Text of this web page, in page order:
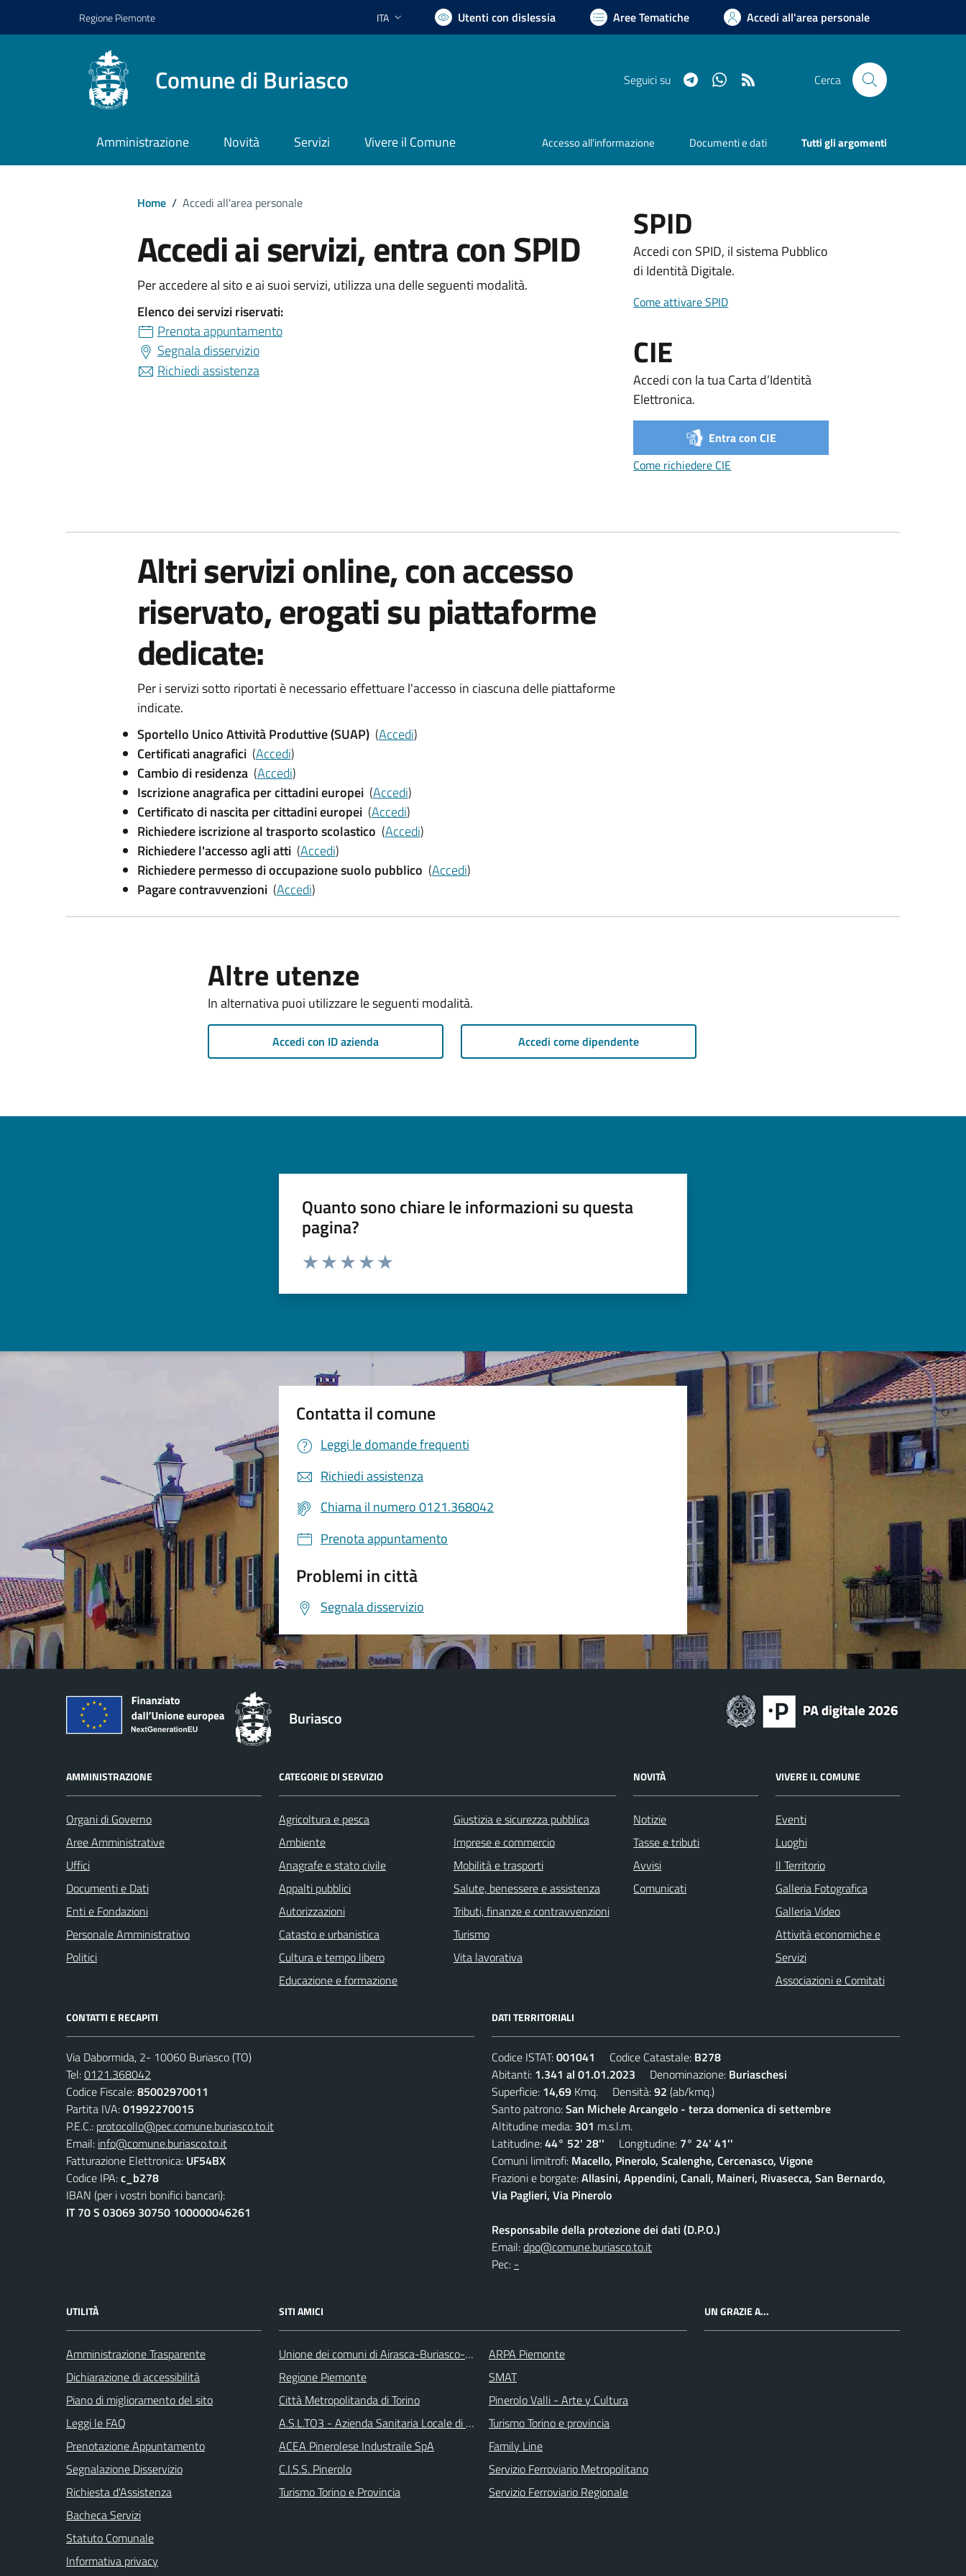
Regione Piemonte Lingua attiva:
ITA Utenti con dislessia Aree Tematiche Accedi all'area personale
Comune di Buriasco Seguici su TelegramWhatsapp Cerca
Amministrazione Novità Servizi Vivere il Comune Accesso all'informazione Documenti e dati Tutti gli argomenti
Home / Accedi all'area personale
Accedi ai servizi, entra con SPID
Per accedere al sito e ai suoi servizi, utilizza una delle seguenti modalità.
Elenco dei servizi riservati:
Prenota appuntamento
Segnala disservizio
Richiedi assistenza
SPID
Accedi con SPID, il sistema Pubblico
di Identità Digitale.
Come attivare SPIDCome attivare SPID
CIE
Accedi con la tua Carta d’Identità
Elettronica.
Entra con CIE
Come richiedere CIECome richiedere CIE
Altri servizi online, con accesso
riservato, erogati su piattaforme
dedicate:
Per i servizi sotto riportati è necessario effettuare l'accesso in ciascuna delle piattaforme
indicate.
Sportello Unico Attività Produttive (SUAP)(Accedi)
Certificati anagrafici(Accedi)
Cambio di residenza(Accedi)
Iscrizione anagrafica per cittadini europei(Accedi)
Certificato di nascita per cittadini europei(Accedi)
Richiedere iscrizione al trasporto scolastico (Accedi)
Richiedere l'accesso agli atti(Accedi)
Richiedere permesso di occupazione suolo pubblico (Accedi)
Pagare contravvenzioni(Accedi)
Altre utenze
In alternativa puoi utilizzare le seguenti modalità.
Accedi con ID azienda Accedi come dipendente
Quanto sono chiare le informazioni su questa
pagina?
Valuta da 1 a 5 stelle la pagina
Contatta il comune
Leggi le domande frequenti
Richiedi assistenza
Chiama il numero 0121.368042
Prenota appuntamento
Problemi in città
Segnala disservizio
Buriasco
AMMINISTRAZIONE
Organi di Governo
Aree Amministrative
Uffici
Documenti e Dati
Enti e Fondazioni
Personale Amministrativo
Politici
CATEGORIE DI SERVIZIO
Agricoltura e pesca
Ambiente
Anagrafe e stato civile
Appalti pubblici
Autorizzazioni
Catasto e urbanistica
Cultura e tempo libero
Educazione e formazione
Giustizia e sicurezza pubblica
Imprese e commercio
Mobilità e trasporti
Salute, benessere e assistenza
Tributi, finanze e contravvenzioni
Turismo
Vita lavorativa
NOVITÀ
Notizie
Tasse e tributi
Avvisi
Comunicati
VIVERE IL COMUNE
Eventi
Luoghi
Il Territorio
Galleria Fotografica
Galleria Video
Attività economiche e
Servizi
Associazioni e Comitati
CONTATTI E RECAPITI
Via Dabormida, 2- 10060 Buriasco (TO)
Tel:0121.368042
Codice Fiscale:85002970011
Partita IVA:01992270015
P.E.C.: protocollo@pec.comune.buriasco.to.it
Email: info@comune.buriasco.to.it
Fatturazione Elettronica: UF54BX
Codice IPA:c_b278
IBAN (per i vostri bonifici bancari):
IT 70 S 03069 30750 100000046261
DATI TERRITORIALI
Codice ISTAT:001041 Codice Catastale: B278
Abitanti: 1.341 al 01.01.2023 Denominazione: Buriaschesi
Superficie: 14,69 Kmq. Densità:92 (ab/kmq.)
Santo patrono:San Michele Arcangelo - terza domenica di settembre
Altitudine media: 301 m.s.l.m.
Latitudine:44° 52' 28'' Longitudine: 7° 24' 41''
Comuni limitrofi: Macello, Pinerolo, Scalenghe, Cercenasco, Vigone
Frazioni e borgate:Allasini, Appendini, Canali, Maineri, Rivasecca, San Bernardo,
Via Paglieri, Via Pinerolo
Responsabile della protezione dei dati (D.P.O.)
Email:dpo@comune.buriasco.to.it
Pec: -
UTILITÀ
Amministrazione Trasparente
Dichiarazione di accessibilità
Piano di miglioramento del sito
Leggi le FAQ
Prenotazione Appuntamento
Segnalazione Disservizio
Richiesta d'Assistenza
Bacheca Servizi
Statuto Comunale
Informativa privacy
SITI AMICI
Unione dei comuni di Airasca-Buriasco-Scalenghe
Regione Piemonte
Città Metropolitanda di Torino
A.S.L.TO3 - Azienda Sanitaria Locale di Collegno e Pinerolo
ACEA Pinerolese Industraile SpA
C.I.S.S. Pinerolo
Turismo Torino e Provincia
ARPA Piemonte
SMAT
Pinerolo Valli - Arte y Cultura
Turismo Torino e provincia
Family Line
Servizio Ferroviario Metropolitano
Servizio Ferroviario Regionale
UN GRAZIE A...